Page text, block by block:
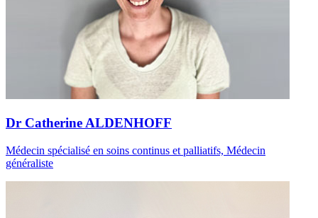
Dr Catherine ALDENHOFF
Médecin spécialisé en soins continus et palliatifs, Médecin
généraliste